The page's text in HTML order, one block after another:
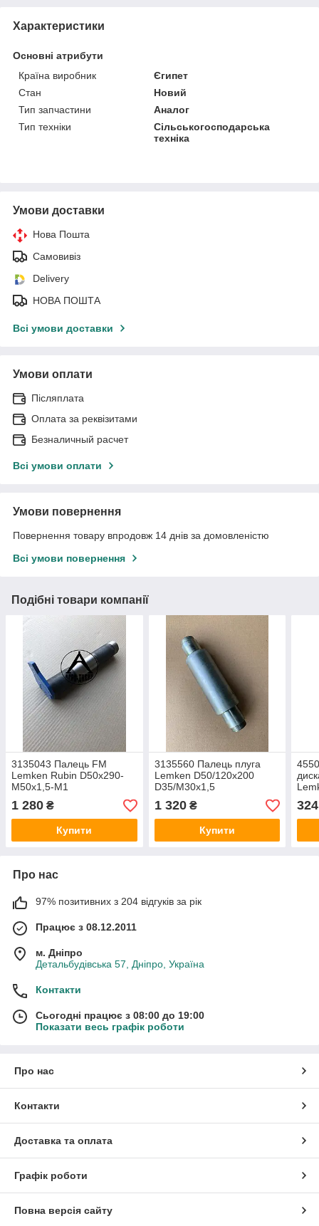
Характеристики
Основні атрибути
Країна виробник
Єгипет
Стан
Новий
Тип запчастини
Аналог
Тип техніки
Сільськогосподарська
техніка
Умови доставки
Нова Пошта
Самовивіз
Delivery
НОВА ПОШТА
Всі умови доставки
Умови оплати
Післяплата
Оплата за реквізитами
Безналичный расчет
Всі умови оплати
Умови повернення
Повернення товару впродовж 14 днів за домовленістю
Всі умови повернення
Подібні товари компанії
3135043 Палець FM
Lemken Rubin D50x290-
М50х1,5-М1
1 280 ₴
Купити
3135560 Палець плуга
Lemken D50/120x200
D35/M30x1,5
1 320₴
Купити
324
Про нас
97% позитивних з 204 відгуків за рік
Працює з 08.12.2011
м. Дніпро
Детальбудівська 57, Дніпро, Україна
Контакти
Сьогодні працює з 08:00 до 19:00
Показати весь графік роботи
Про нас
Контакти
Доставка та оплата
Графік роботи
Повна версія сайту